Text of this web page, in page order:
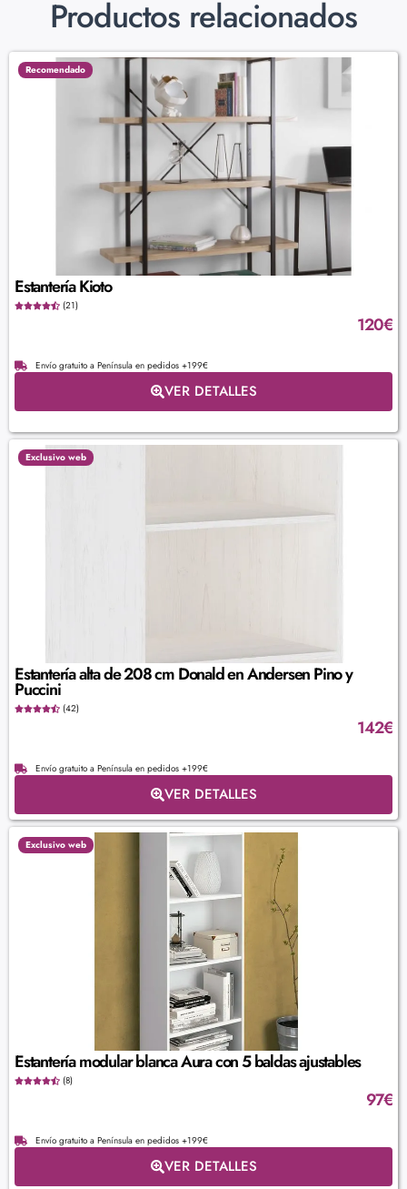
Productos relacionados
Recomendado
Estantería Kioto
(21)
120€
Envío gratuito a Península en pedidos +199€
VER DETALLES
Exclusivo web
Estantería alta de 208 cm Donald en Andersen Pino y
Puccini
(42)
142€
Envío gratuito a Península en pedidos +199€
VER DETALLES
Exclusivo web
Estantería modular blanca Aura con 5 baldas ajustables
(8)
97€
Envío gratuito a Península en pedidos +199€
VER DETALLES